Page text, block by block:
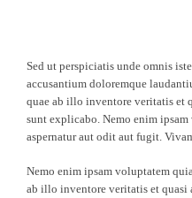
Sed ut perspiciatis unde omnis
accusantium doloremque
quae ab illo inventore veritatis et
sunt explicabo. Nemo enim
aspernatur aut odit aut fugit.
Nemo enim ipsam voluptatem
ab illo inventore veritatis et quasi